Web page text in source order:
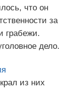
что он
за
грабежи.
дело.
из них